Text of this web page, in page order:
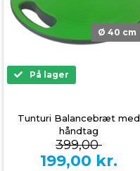
Ø 40 cm
På lager
Tunturi Balancebræt med
håndtag
399,00
199,00 kr.